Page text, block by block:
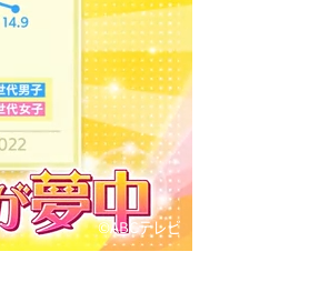
©️ABCテレビ